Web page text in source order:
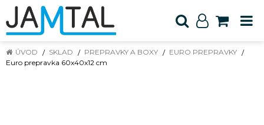
ÚVOD SKLAD PREPRAVKY A BOXY
EURO PREPRAVKY
Euro prepravka 60x40x12 cm